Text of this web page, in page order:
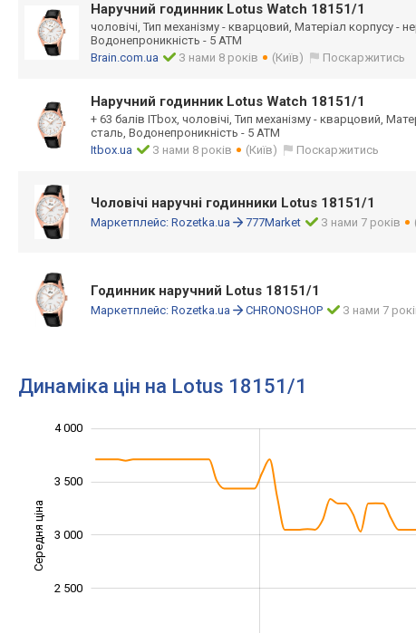
Наручний годинник Lotus Watch 18151/1
чоловічі, Тип механізму - кварцовий, Матеріал корпусу -
Водонепроникність - 5 ATM
Brain.com.ua
З нами 8 років (Київ) Поскаржитись
Наручний годинник Lotus Watch 18151/1
+ 63 балів ITbox, чоловічі, Тип механізму - кварцовий,
сталь, Водонепроникність - 5 ATM
Itbox.ua
З нами 8 років (Київ) Поскаржитись
Чоловічі наручні годинники Lotus 18151/1
Маркетплейс: Rozetka.ua 777Market З нами 7 років
Годинник наручний Lotus 18151/1
Маркетплейс: Rozetka.ua CHRONOSHOP З нами 7
Динаміка цін на Lotus 18151/1
Середня ціна 2 400
3 000
4 000
3 500
2 500